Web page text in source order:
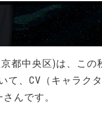
都中央区)は、こ
て、CV（キャラ
んです。